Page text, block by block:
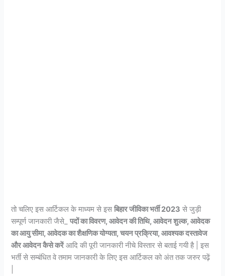
तो चलिए इस आर्टिकल के माध्यम से इसबिहार जीविका भर्ती 2023 से जुड़ी
सम्पूर्ण जानकारी जैसे_पदों का विवरण, आवेदन की तिथि, आवेदन शुल्क, आवेदक
का आयु सीमा, आवेदक का शैक्षणिक योग्यता, चयन प्रक्रिया, आवश्यक दस्तावेज
और आवेदन कैसे करेंआदि की पूरी जानकारी नीचे विस्तार से बताई गयी है | इस
भर्ती से सम्बंधित वे तमाम जानकारी के लिए इस आर्टिकल को अंत तक जरुर पढ़ें